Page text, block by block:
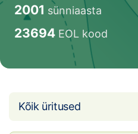
Orienteerujale
Eesti Orienteerumine
2001 sünniaasta
23694 EOL kood
Kõik üritused